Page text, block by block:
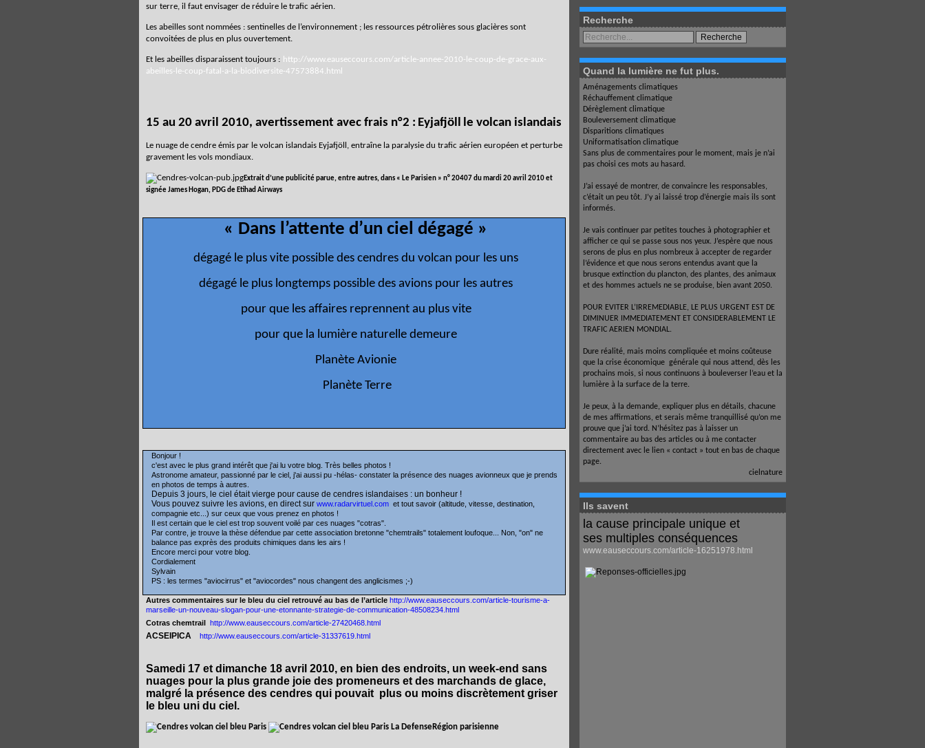
sur terre, il faut envisager de réduire le trafic aérien.
Les abeilles sont nommées : sentinelles de l’environnement ; les ressources pétrolières sous glacières sont
convoitées de plus en plus ouvertement.
Et les abeilles disparaissent toujours : http://www.eauseccours.com/article-annee-2010-le-coup-de-grace-aux-
abeilles-le-coup-fatal-a-la-biodiversite-47573884.html
15 au 20 avril 2010, avertissement avec frais n°2 : Eyjafjöll le volcan islandais
Le nuage de cendre émis par le volcan islandais Eyjafjöll, entraîne la paralysie du trafic aérien européen et perturbe
gravement les vols mondiaux.
Extrait d’une publicité parue, entre autres, dans « Le Parisien » n° 20407 du mardi 20 avril 2010 et
signée James Hogan, PDG de Etihad Airways
« Dans l’attente d’un ciel dégagé »
dégagé le plus vite possible des cendres du volcan pour les uns
dégagé le plus longtemps possible des avions pour les autres
pour que les affaires reprennent au plus vite
pour que la lumière naturelle demeure
Planète Avionie
Planète Terre
Bonjour !
c'est avec le plus grand intérêt que j'ai lu votre blog. Très belles photos !
Astronome amateur, passionné par le ciel, j'ai aussi pu -hélas- constater la présence des nuages avionneux que je prends
en photos de temps à autres.
Depuis 3 jours, le ciel était vierge pour cause de cendres islandaises : un bonheur !
Vous pouvez suivre les avions, en direct sur www.radarvirtuel.com et tout savoir (altitude, vitesse, destination,
compagnie etc...) sur ceux que vous prenez en photos !
Il est certain que le ciel est trop souvent voilé par ces nuages "cotras".
Par contre, je trouve la thèse défendue par cette association bretonne "chemtrails" totalement loufoque... Non, "on" ne
balance pas exprès des produits chimiques dans les airs !
Encore merci pour votre blog.
Cordialement
Sylvain
PS : les termes "aviocirrus" et "aviocordes" nous changent des anglicismes ;-)
Autres commentaires sur le bleu du ciel retrouvé au bas de l’article http://www.eauseccours.com/article-tourisme-a-
marseille-un-nouveau-slogan-pour-une-etonnante-strategie-de-communication-48508234.html
Cotras chemtrail http://www.eauseccours.com/article-27420468.html
ACSEIPICA http://www.eauseccours.com/article-31337619.html
Samedi 17 et dimanche 18 avril 2010, en bien des endroits, un week-end sans
nuages pour la plus grande joie des promeneurs et des marchands de glace,
malgré la présence des cendres qui pouvait plus ou moins discrètement griser
le bleu uni du ciel.
Région parisienne
Recherche
Quand la lumière ne fut plus.
Aménagements climatiques
Réchauffement climatique
Dérèglement climatique
Bouleversement climatique
Disparitions climatiques
Uniformatisation climatique
Sans plus de commentaires pour le moment, mais je n’ai
pas choisi ces mots au hasard.
J’ai essayé de montrer, de convaincre les responsables,
c’était un peu tôt. J’y ai laissé trop d’énergie mais ils sont
informés.
Je vais continuer par petites touches à photographier et
afficher ce qui se passe sous nos yeux. J’espère que nous
serons de plus en plus nombreux à accepter de regarder
l’évidence et que nous serons entendus avant que la
brusque extinction du plancton, des plantes, des animaux
et des hommes actuels ne se produise, bien avant 2050.
POUR EVITER L’IRREMEDIABLE, LE PLUS URGENT EST DE
DIMINUER IMMEDIATEMENT ET CONSIDERABLEMENT LE
TRAFIC AERIEN MONDIAL.
Dure réalité, mais moins compliquée et moins coûteuse
que la crise économique générale qui nous attend, dès les
prochains mois, si nous continuons à bouleverser l’eau et la
lumière à la surface de la terre.
Je peux, à la demande, expliquer plus en détails, chacune
de mes affirmations, et serais même tranquillisé qu’on me
prouve que j’ai tord. N’hésitez pas à laisser un
commentaire au bas des articles ou à me contacter
directement avec le lien « contact » tout en bas de chaque
page.
cielnature
Ils savent
la cause principale unique et
ses multiples conséquences
www.eauseccours.com/article-16251978.html